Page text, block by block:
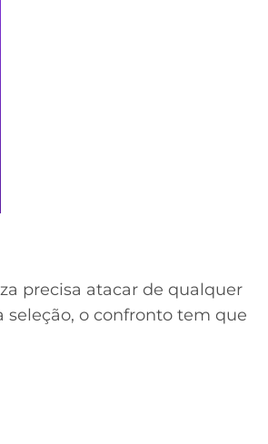
precisa atacar de qualquer
seleção, o confronto tem que